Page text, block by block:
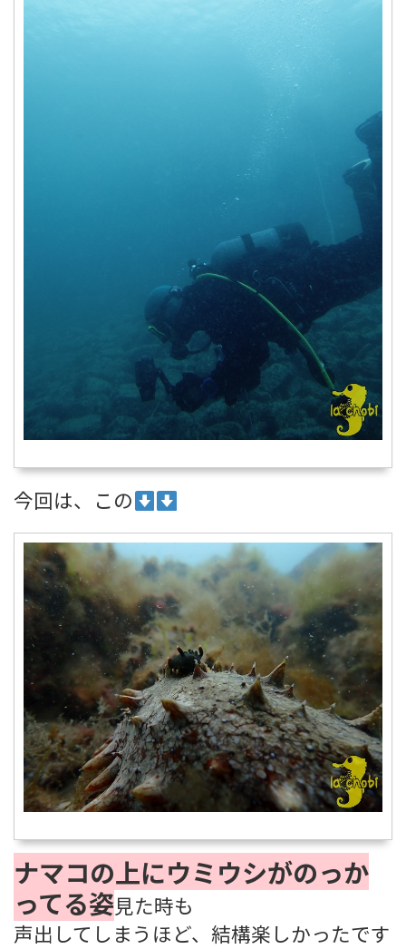
今回は、この
ナマコの上にウミウシがのっか
ってる姿見た時も
声出してしまうほど、結構楽しかったです